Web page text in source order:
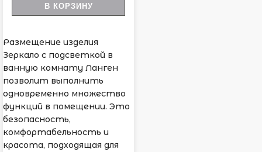
В КОРЗИНУ
Размещение изделия
Зеркало с подсветкой в
ванную комнату Ланген
позволит выполнить
одновременно множество
функций в помещении. Это
безопасность,
комфортабельность и
красота, подходящая для